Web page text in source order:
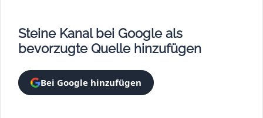
Steine Kanal bei Google als
bevorzugte Quelle hinzufügen
Bei Google hinzufügen